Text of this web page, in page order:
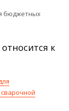
бюджетных
к